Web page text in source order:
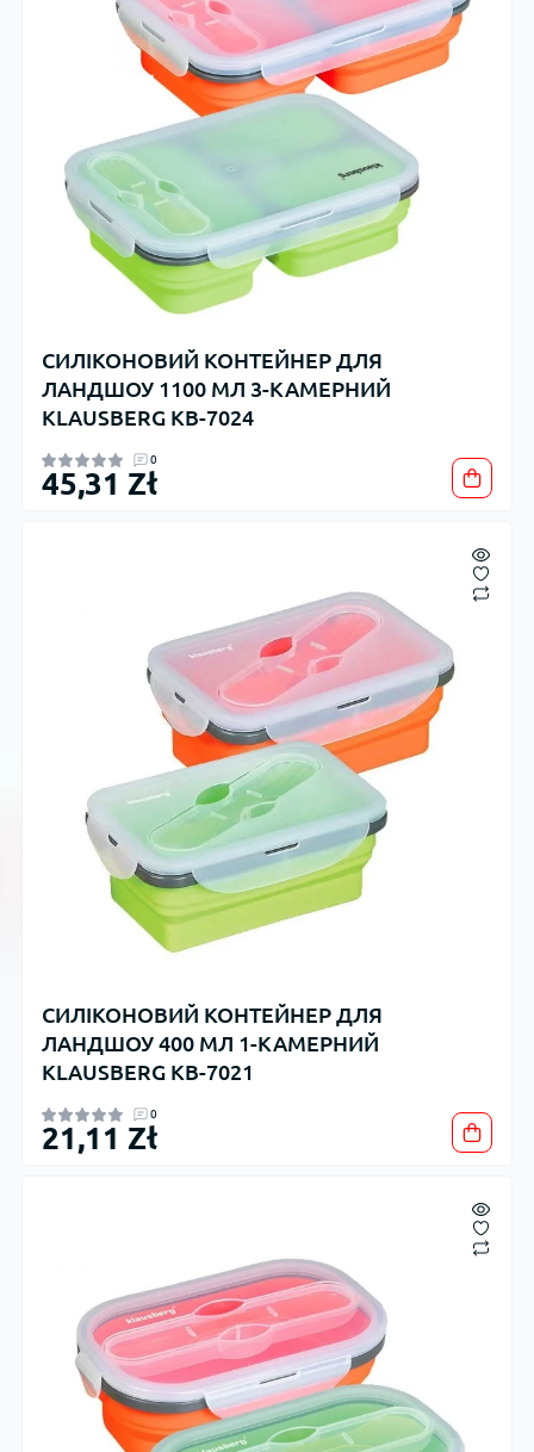
СИЛІКОНОВИЙ КОНТЕЙНЕР ДЛЯ
ЛАНДШОУ 1100 МЛ 3-КАМЕРНИЙ
KLAUSBERG KB-7024
0
45,31 Zł
СИЛІКОНОВИЙ КОНТЕЙНЕР ДЛЯ
ЛАНДШОУ 400 МЛ 1-КАМЕРНИЙ
KLAUSBERG KB-7021
0
21,11 Zł